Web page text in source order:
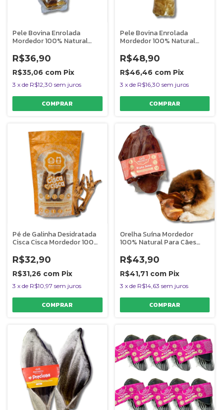
Pele Bovina Enrolada
Mordedor 100% Natural
Rocambole Mineiro Miudo
AlecrimPet
R$36,90
R$35,06 com Pix
3 x de R$12,30 sem juros
Pele Bovina Enrolada
Mordedor 100% Natural
Rocambole Mineiro Graúdo
AlecrimPet
R$48,90
R$46,46 com Pix
3 x de R$16,30 sem juros
Pé de Galinha Desidratada
Cisca Cisca Mordedor 100%
Unidades AlecrimPet
R$32,90
R$31,26 com Pix
3 x de R$10,97 sem juros
Orelha Suína Mordedor
100% Natural Para Cães
AlecrimPet
R$43,90
R$41,71 com Pix
3 x de R$14,63 sem juros